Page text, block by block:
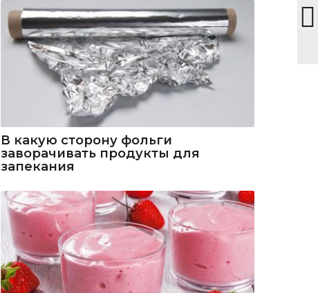
В какую сторону фольги
заворачивать продукты для
запекания